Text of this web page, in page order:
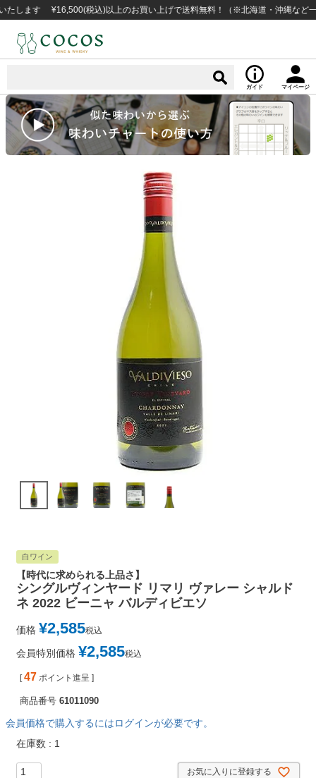
す ¥16,500(税込)以上のお買い上げで送料無料！（※北海道・沖縄など一部例外
ガイド マイページ
白ワイン
【時代に求められる上品さ】
シングルヴィンヤード リマリ ヴァレー シャルド
ネ 2022 ビーニャ バルディビエソ
価格 ¥2,585税込
会員特別価格 ¥2,585税込
[ 47 ポイント進呈 ]
商品番号 61011090
会員価格で購入するにはログインが必要です。
在庫数
1
お気に入りに登録する